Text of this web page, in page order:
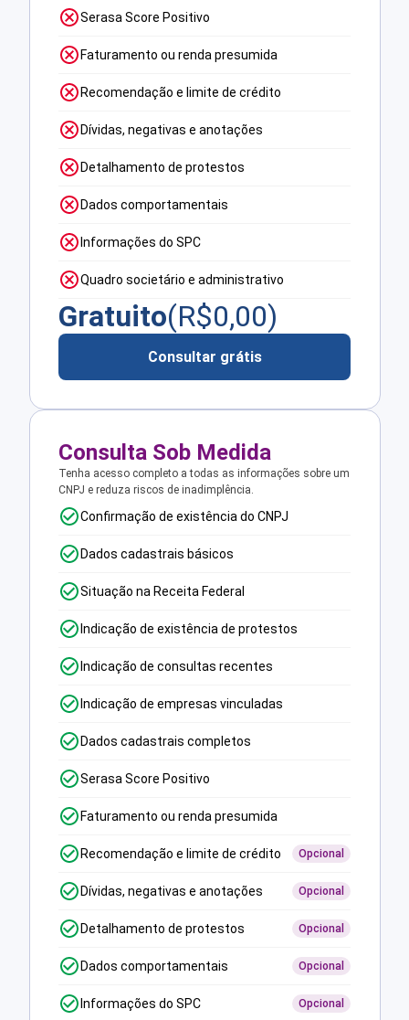
Serasa Score Positivo
Faturamento ou renda presumida
Recomendação e limite de crédito
Dívidas, negativas e anotações
Detalhamento de protestos
Dados comportamentais
Informações do SPC
Quadro societário e administrativo
Gratuito(R$0,00)
Consultar grátis
Consulta Sob Medida
Tenha acesso completo a todas as informações sobre um
CNPJ e reduza riscos de inadimplência.
Confirmação de existência do CNPJ
Dados cadastrais básicos
Situação na Receita Federal
Indicação de existência de protestos
Indicação de consultas recentes
Indicação de empresas vinculadas
Dados cadastrais completos
Serasa Score Positivo
Faturamento ou renda presumida
Recomendação e limite de crédito Opcional
Dívidas, negativas e anotações Opcional
Detalhamento de protestos Opcional
Dados comportamentais Opcional
Informações do SPC Opcional